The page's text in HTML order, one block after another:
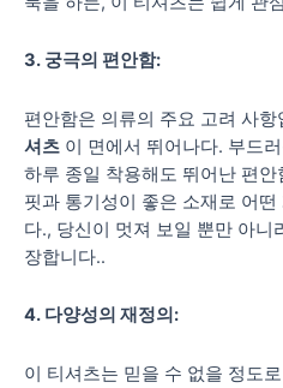
3. 궁극의 편안함:
편안함은 의류의 주요 고려 사항
셔츠 이 면에서 뛰어나다. 부드
하루 종일 착용해도 뛰어난 편
핏과 통기성이 좋은 소재로 어
다., 당신이 멋져 보일 뿐만 아니
장합니다..
4. 다양성의 재정의:
이 티셔츠는 믿을 수 없을 정도